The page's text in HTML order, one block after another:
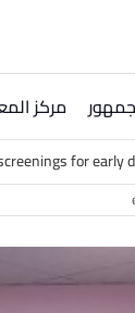
مركز
for